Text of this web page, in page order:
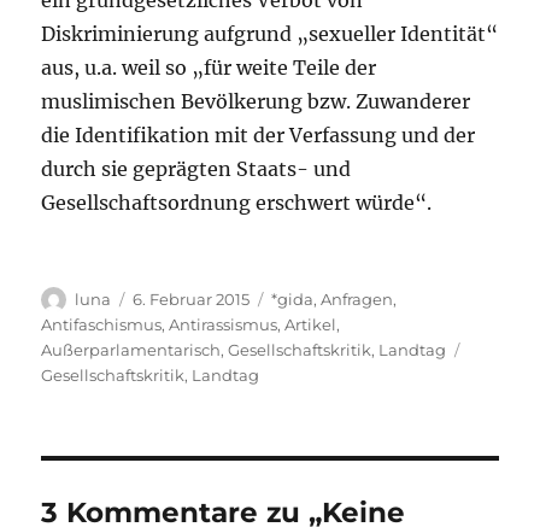
Diskriminierung aufgrund „sexueller Identität“
aus, u.a. weil so „für weite Teile der
muslimischen Bevölkerung bzw. Zuwanderer
die Identifikation mit der Verfassung und der
durch sie geprägten Staats- und
Gesellschaftsordnung erschwert würde“.
Autor
luna
Veröffentlicht
am
6. Februar 2015 Kategorien
*gida,Anfragen,
Antifaschismus,Antirassismus,Artikel,
Außerparlamentarisch,Gesellschaftskritik, Landtag
Gesellschaftskritik, Landtag
3 Kommentare zu „Keine